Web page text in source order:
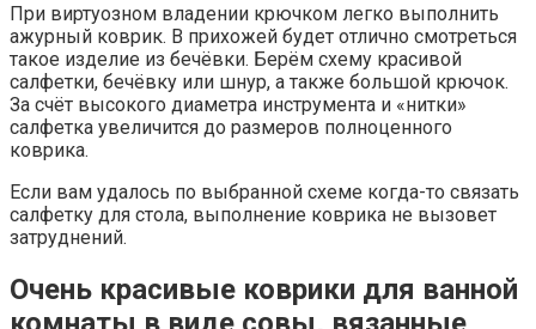
При виртуозном владении крючком легко выполнить
ажурный коврик. В прихожей будет отлично смотреться
такое изделие из бечёвки. Берём схему красивой
салфетки, бечёвку или шнур, а также большой крючок.
За счёт высокого диаметра инструмента и «нитки»
салфетка увеличится до размеров полноценного
коврика.
Если вам удалось по выбранной схеме когда-то связать
салфетку для стола, выполнение коврика не вызовет
затруднений.
Очень красивые коврики для ванной